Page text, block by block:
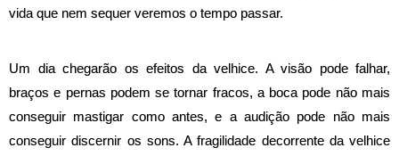
vida que nem sequer veremos o tempo passar.
Um dia chegarão os efeitos da velhice. A visão pode falhar,
braços e pernas podem se tornar fracos, a boca pode não mais
conseguir mastigar como antes, e a audição pode não mais
conseguir discernir os sons. A fragilidade decorrente da velhice